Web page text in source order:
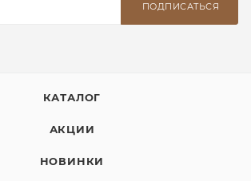
ПОДПИСАТЬСЯ
КАТАЛОГ
АКЦИИ
НОВИНКИ